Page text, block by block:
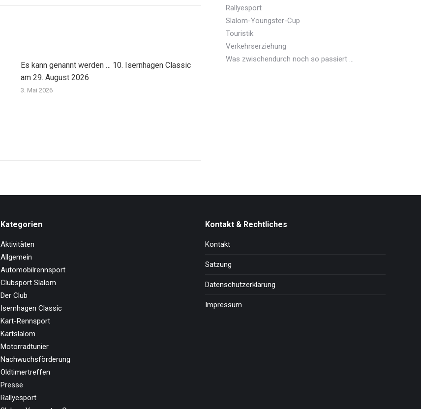
Es kann genannt werden … 10. Isernhagen Classic
am 29. August 2026
3. Mai 2026
Rallyesport
Slalom-Youngster-Cup
Touristik
Verkehrserziehung
Was zwischendurch noch so passiert …
Kategorien
Aktivitäten
Allgemein
Automobilrennsport
Clubsport Slalom
Der Club
Isernhagen Classic
Kart-Rennsport
Kartslalom
Motorradtunier
Nachwuchsförderung
Oldtimertreffen
Presse
Rallyesport
Kontakt & Rechtliches
Kontakt
Satzung
Datenschutzerklärung
Impressum